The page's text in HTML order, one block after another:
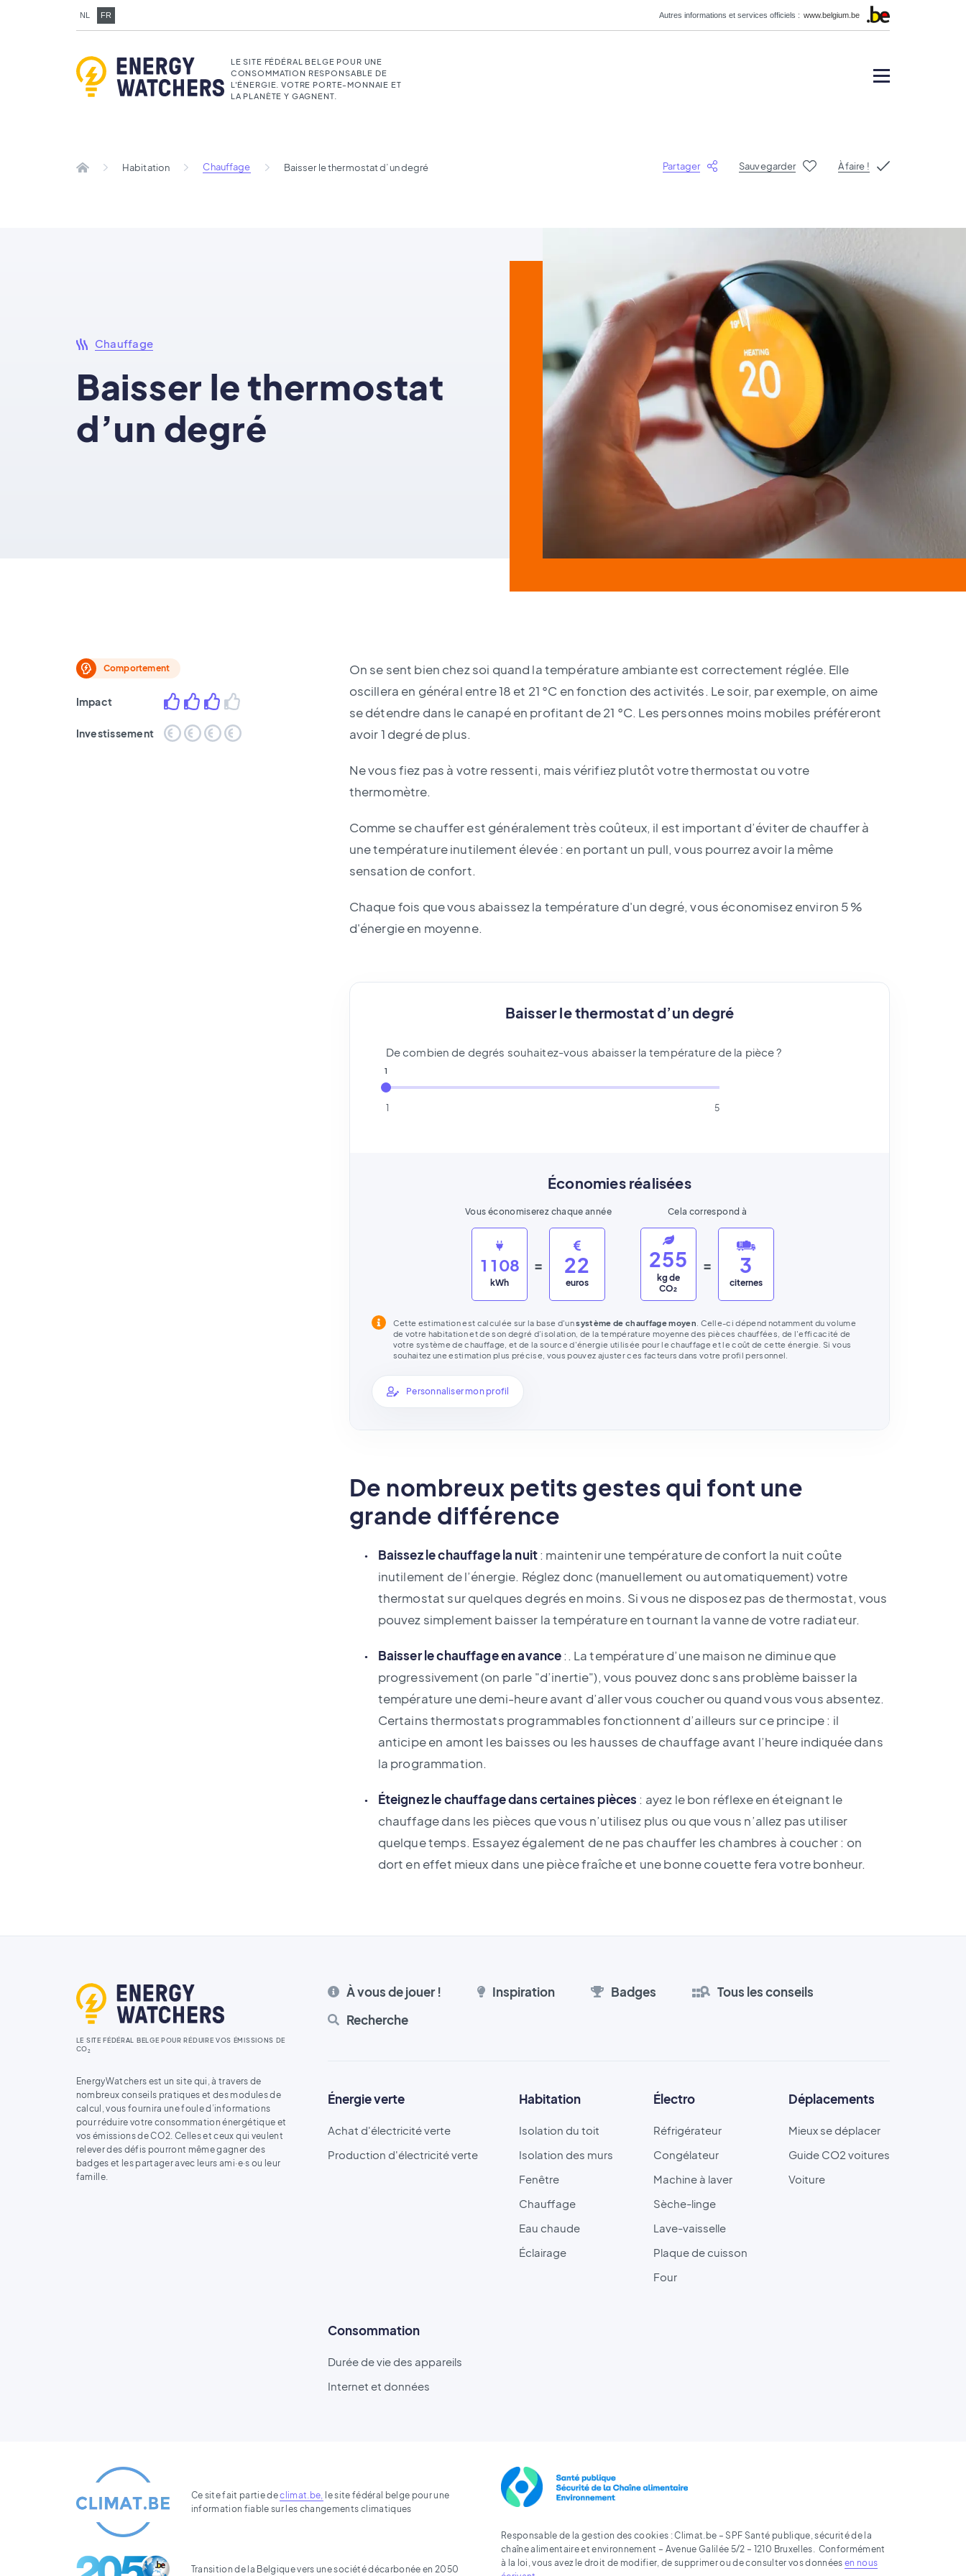
NL FR Autres informations et services officiels : www.belgium.be
LE SITE FÉDÉRAL BELGE POUR UNE
CONSOMMATION RESPONSABLE DE
L'ÉNERGIE. VOTRE PORTE-MONNAIE ET
LA PLANÈTE Y GAGNENT.
Habitation Chauffage Baisser le thermostat d’un degré Partager Sauvegarder À faire !
Chauffage
Baisser le thermostat
d’un degré
Comportement
Impact
Investissement
On se sent bien chez soi quand la température ambiante est correctement réglée. Elle
oscillera en général entre 18 et 21 °C en fonction des activités. Le soir, par exemple, on aime
se détendre dans le canapé en profitant de 21 °C. Les personnes moins mobiles préféreront
avoir 1 degré de plus.
Ne vous fiez pas à votre ressenti, mais vérifiez plutôt votre thermostat ou votre
thermomètre.
Comme se chauffer est généralement très coûteux, il est important d’éviter de chauffer à
une température inutilement élevée : en portant un pull, vous pourrez avoir la même
sensation de confort.
Chaque fois que vous abaissez la température d'un degré, vous économisez environ 5 %
d'énergie en moyenne.
Baisser le thermostat d’un degré
De combien de degrés souhaitez-vous abaisser la température de la pièce ?
1
1 5
Économies réalisées
Vous économiserez chaque année
1 108
kWh
= 22
euros
Cela correspond à
255
kg de
CO₂
= 3
citernes
Cette estimation est calculée sur la base d'unsystème de chauffage moyen . Celle-ci dépend notamment du volume
de votre habitation et de son degré d’isolation, de la température moyenne des pièces chauffées, de l'efficacité de
votre système de chauffage, et de la source d'énergie utilisée pour le chauffage et le coût de cette énergie. Si vous
souhaitez une estimation plus précise, vous pouvez ajuster ces facteurs dans votre profil personnel.
Personnaliser mon profil
De nombreux petits gestes qui font une
grande différence
Baissez le chauffage la nuit: maintenir une température de confort la nuit coûte
inutilement de l’énergie. Réglez donc (manuellement ou automatiquement) votre
thermostat sur quelques degrés en moins. Si vous ne disposez pas de thermostat, vous
pouvez simplement baisser la température en tournant la vanne de votre radiateur.
Baisser le chauffage en avance:. La température d’une maison ne diminue que
progressivement (on parle "d’inertie"), vous pouvez donc sans problème baisser la
température une demi-heure avant d’aller vous coucher ou quand vous vous absentez.
Certains thermostats programmables fonctionnent d’ailleurs sur ce principe : il
anticipe en amont les baisses ou les hausses de chauffage avant l’heure indiquée dans
la programmation.
Éteignez le chauffage dans certaines pièces : ayez le bon réflexe en éteignant le
chauffage dans les pièces que vous n’utilisez plus ou que vous n’allez pas utiliser
quelque temps. Essayez également de ne pas chauffer les chambres à coucher : on
dort en effet mieux dans une pièce fraîche et une bonne couette fera votre bonheur.
LE SITE FÉDÉRAL BELGE POUR RÉDUIRE VOS ÉMISSIONS DE
CO2
EnergyWatchers est un site qui, à travers de
nombreux conseils pratiques et des modules de
calcul, vous fournira une foule d’informations
pour réduire votre consommation énergétique et
vos émissions de CO2. Celles et ceux qui veulent
relever des défis pourront même gagner des
badges et les partager avec leurs ami·e·s ou leur
famille.
À vous de jouer ! Inspiration Badges
Tous les conseils
Recherche
Énergie verte
Achat d'électricité verte
Production d'électricité verte
Habitation
Isolation du toit
Isolation des murs
Fenêtre
Chauffage
Eau chaude
Éclairage
Électro
Réfrigérateur
Congélateur
Machine à laver
Sèche-linge
Lave-vaisselle
Plaque de cuisson
Four
Déplacements
Mieux se déplacer
Guide CO2 voitures
Voiture
Consommation
Durée de vie des appareils
Internet et données
Ce site fait partie declimat.be,
le site fédéral belge pour une
information fiable sur les changements climatiques
Transition de la Belgique vers une société décarbonée en 2050
Responsable de la gestion des cookies : Climat.be – SPF Santé publique, sécurité de la
chaîne alimentaire et environnement – Avenue Galilée 5/2 – 1210 Bruxelles. Conformément
à la loi, vous avez le droit de modifier, de supprimer ou de consulter vos données en nous